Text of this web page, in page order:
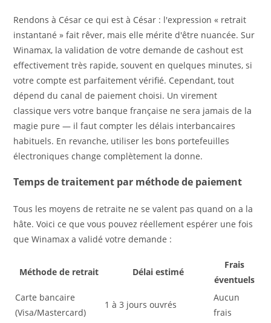
Rendons à César ce qui est à César : l'expression « retrait
instantané » fait rêver, mais elle mérite d'être nuancée. Sur
Winamax, la validation de votre demande de cashout est
effectivement très rapide, souvent en quelques minutes, si
votre compte est parfaitement vérifié. Cependant, tout
dépend du canal de paiement choisi. Un virement
classique vers votre banque française ne sera jamais de la
magie pure — il faut compter les délais interbancaires
habituels. En revanche, utiliser les bons portefeuilles
électroniques change complètement la donne.
Temps de traitement par méthode de paiement
Tous les moyens de retraite ne se valent pas quand on a la
hâte. Voici ce que vous pouvez réellement espérer une fois
que Winamax a validé votre demande :
Méthode de retrait Délai estimé
Frais
éventuels
Carte bancaire
(Visa/Mastercard)
1 à 3 jours ouvrés
Aucun
frais